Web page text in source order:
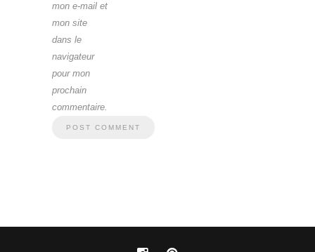
mon e-mail et
mon site
dans le
navigateur
pour mon
prochain
commentaire.